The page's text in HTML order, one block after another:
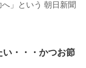
」という 朝日新聞
・・・かつお節